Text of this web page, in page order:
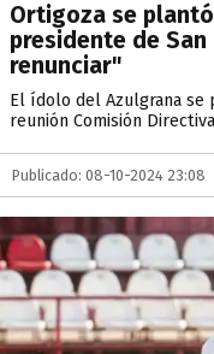
Ortigoza se
presidente de
renunciar"
El ídolo del Azulgrana se
reunión Comisión
Publicado: 08-10-2024 23:08